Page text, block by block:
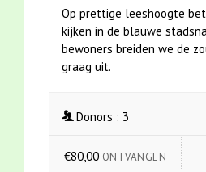
Op prettige leeshoogte
kijken in de blauwe
bewoners breiden we de
graag uit.
Donors : 3
€80,00 ONTVANGEN